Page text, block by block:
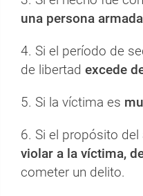
una persona
4. Si el período de
de libertad excede
5. Si la víctima es
6. Si el propósito
violar a la víctima,
cometer un delito.